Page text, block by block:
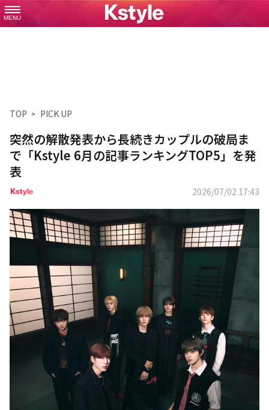
MENU
TOP PICK UP
突然の解散発表から長続きカップルの破局ま
で「Kstyle 6月の記事ランキングTOP5」を発
表
2026/07/02 17:43